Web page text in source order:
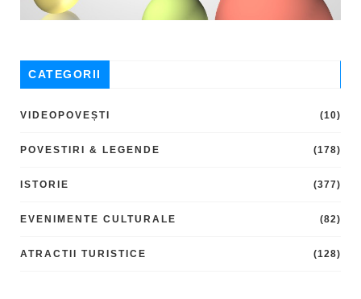
CATEGORII
VIDEOPOVEȘTI (10)
POVESTIRI & LEGENDE (178)
ISTORIE (377)
EVENIMENTE CULTURALE (82)
ATRACTII TURISTICE (128)